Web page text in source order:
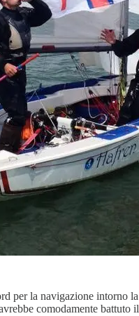
per la navigazione
comodamente